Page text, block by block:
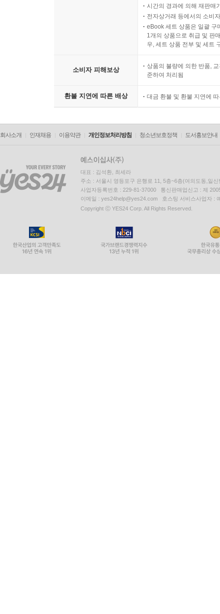
시간의 경과에 의해 재판매
전자상거래 등에서의 소비
eBook 세트 상품은 일괄 구
1개의 상품으로 취급 및 판
우, 세트 상품 전부 및 세트
소비자 피해보상
상품의 불량에 의한 반품,
준하여 처리됨
환불 지연에 따른 배상 대금 환불 및 환불 지연에
회사소개 인재채용 이용약관 개인정보처리방침 청소년보호정책 도서홍보안내
대표 : 김석환, 최세라
주소 : 서울시 영등포구 은행로 11, 5층~6층(여의도동,일신
사업자등록번호 : 229-81-37000 통신판매업신고 : 제
이메일 : yes24help@yes24.com 호스팅 서비스사업자 :
Copyright ⓒ YES24 Corp. All Rights Reserved.